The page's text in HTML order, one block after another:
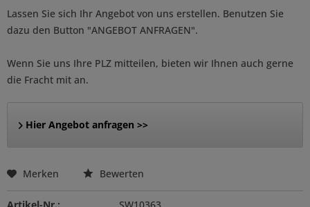
Lassen Sie sich Ihr Angebot von uns erstellen. Benutzen Sie
dazu den Button "ANGEBOT ANFRAGEN".
Wenn Sie uns Ihre PLZ mitteilen, bieten wir Ihnen auch gerne
die Fracht mit an.
Hier Angebot anfragen >>
Merken Bewerten